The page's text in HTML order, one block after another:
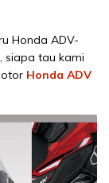
Honda ADV-
siapa tau kami
Honda ADV